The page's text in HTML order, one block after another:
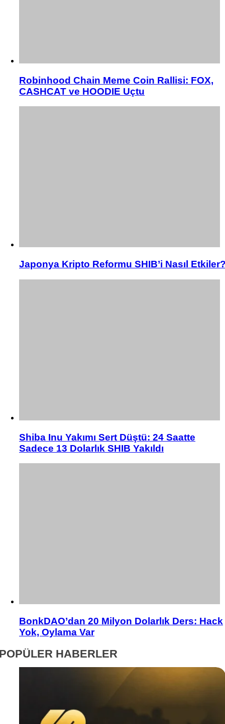
Robinhood Chain Meme Coin Rallisi: FOX,
CASHCAT ve HOODIE Uçtu
Japonya Kripto Reformu SHIB’i Nasıl
Shiba Inu Yakımı Sert Düştü: 24 Saatte
Sadece 13 Dolarlık SHIB Yakıldı
BonkDAO’dan 20 Milyon Dolarlık Ders: Hack
Yok, Oylama Var
HABERLER